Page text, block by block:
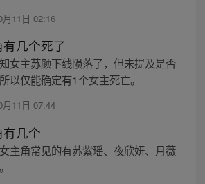
月11日 02:16
几个死了
女主苏颜下线陨落了，但未提及是否
以仅能确定有1个女主死亡。
月11日 07:44
几个
主角常见的有苏紫瑶、夜欣妍、月薇